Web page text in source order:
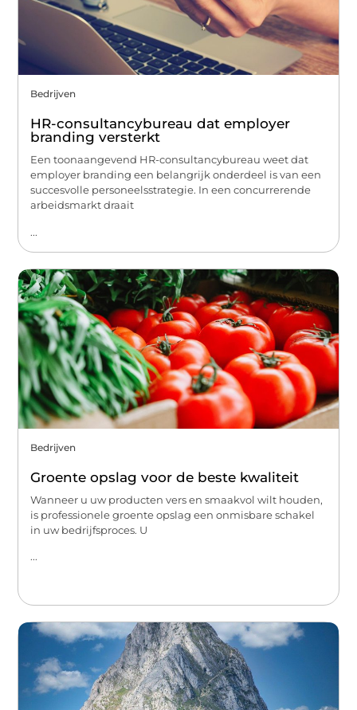
Bedrijven
HR-consultancybureau dat employer
branding versterkt
Een toonaangevend HR-consultancybureau weet dat
employer branding een belangrijk onderdeel is van een
succesvolle personeelsstrategie. In een concurrerende
arbeidsmarkt draait
...
Bedrijven
Groente opslag voor de beste kwaliteit
Wanneer u uw producten vers en smaakvol wilt houden,
is professionele groente opslag een onmisbare schakel
in uw bedrijfsproces. U
...